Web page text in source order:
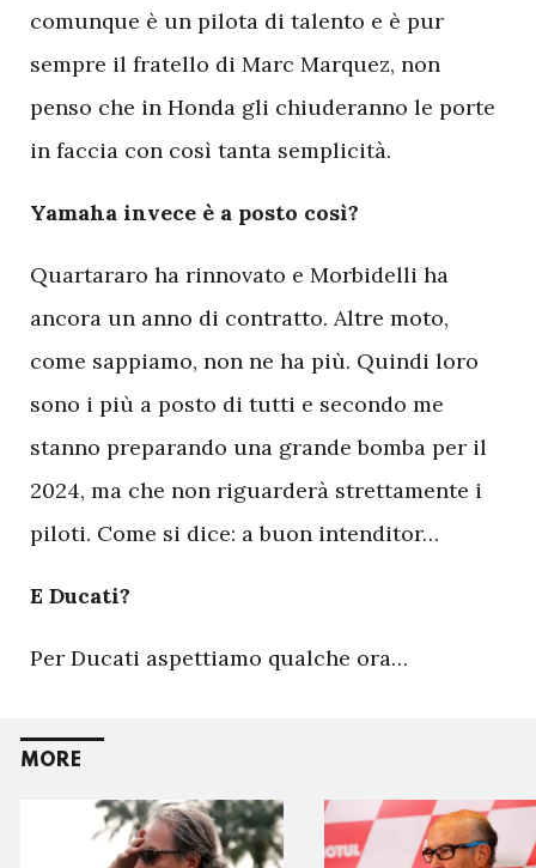
comunque è un pilota di talento e è pur
sempre il fratello di Marc Marquez, non
penso che in Honda gli chiuderanno le porte
in faccia con così tanta semplicità.
Yamaha invece è a posto così?
Quartararo ha rinnovato e Morbidelli ha
ancora un anno di contratto. Altre moto,
come sappiamo, non ne ha più. Quindi loro
sono i più a posto di tutti e secondo me
stanno preparando una grande bomba per il
2024, ma che non riguarderà strettamente i
piloti. Come si dice: a buon intenditor…
E Ducati?
Per Ducati aspettiamo qualche ora…
MORE